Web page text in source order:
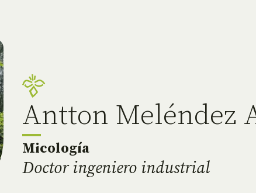
Antton Meléndez
Micología
Doctor ingeniero industrial